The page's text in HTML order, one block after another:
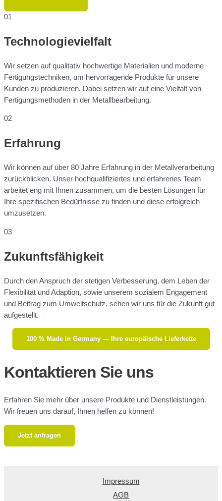
01
Technologievielfalt
Wir setzen auf qualitativ hochwertige Materialien und moderne
Fertigungstechniken, um hervorragende Produkte für unsere
Kunden zu produzieren. Dabei setzen wir auf eine Vielfalt von
Fertigungsmethoden in der Metallbearbeitung.
02
Erfahrung
Wir können auf über 80 Jahre Erfahrung in der Metallverarbeitung
zurückblicken. Unser hochqualifiziertes und erfahrenes Team
arbeitet eng mit Ihnen zusammen, um die besten Lösungen für
Ihre spezifischen Bedürfnisse zu finden und diese erfolgreich
umzusetzen.
03
Zukunftsfähigkeit
Durch den Anspruch der stetigen Verbesserung, dem Leben der
Flexibilität und Adaption, sowie unserem sozialem Engagement
und Beitrag zum Umweltschutz, sehen wir uns für die Zukunft gut
aufgestellt.
100 % Made in Germany — Ihre europäische Lieferkette
Kontaktieren Sie uns
Erfahren Sie mehr über unsere Produkte und Dienstleistungen.
Wir freuen uns darauf, Ihnen helfen zu können!
Jetzt anfragen
Impressum
AGB